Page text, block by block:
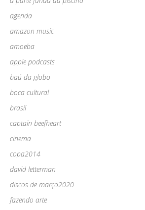
agenda
amazon music
amoeba
apple podcasts
baú da globo
boca cultural
brasil
captain beefheart
cinema
copa2014
david letterman
discos de março2020
fazendo arte